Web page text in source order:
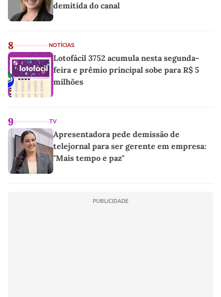
demitida do canal
8 NOTÍCIAS
Lotofácil 3752 acumula nesta segunda-
feira e prêmio principal sobe para R$ 5
milhões
9 TV
Apresentadora pede demissão de
telejornal para ser gerente em empresa:
"Mais tempo e paz"
PUBLICIDADE